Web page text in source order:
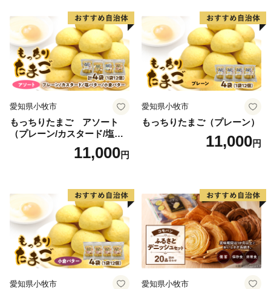
愛知県小牧市
もっちりたまご アソート
（プレーン/カスタード/塩バ
ター/小倉バター）11,000円
愛知県小牧市
もっちりたまご（プレーン）
11,000円
愛知県小牧市 愛知県小牧市